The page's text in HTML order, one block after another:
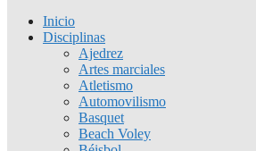
Inicio
Disciplinas
Ajedrez
Artes marciales
Atletismo
Automovilismo
Basquet
Beach Voley